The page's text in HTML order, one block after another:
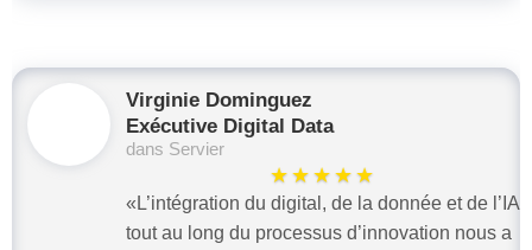
Virginie Dominguez
Exécutive Digital Data
dans Servier
★★★★★
«L’intégration du digital, de la donnée et de l’IA
tout au long du processus d’innovation nous a